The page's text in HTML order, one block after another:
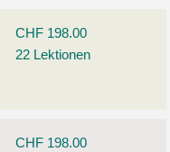
CHF 198.00
22 Lektionen
CHF 198.00